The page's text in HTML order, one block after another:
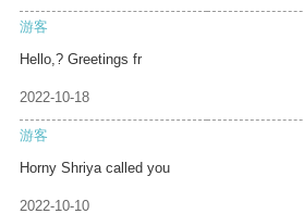
游客
Hello,? Greetings fr
2022-10-18
游客
Horny Shriya called you
2022-10-10